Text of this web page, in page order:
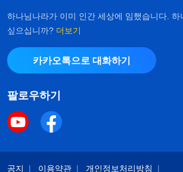
하나님나라가 이미 인간 세상에 임했습니다. 하
싶으십니까? 더보기
카카오톡으로 대화하기
팔로우하기
공지 이용약관 개인정보처리방침